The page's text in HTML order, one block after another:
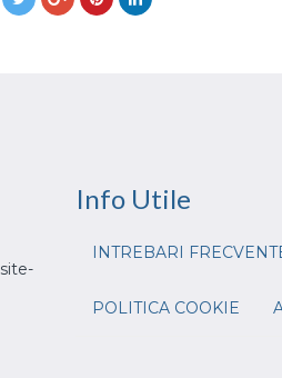
Info Utile
INTREBARI
POLITICA COOKIE